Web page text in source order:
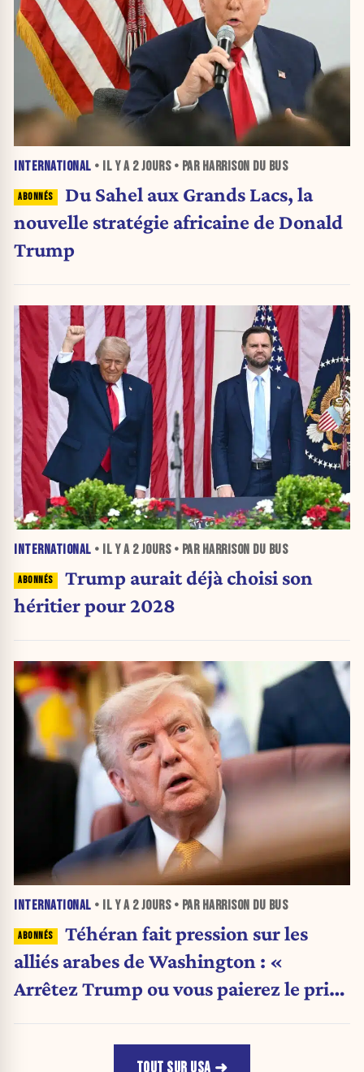
INTERNATIONAL • IL Y A 2 JOURS• PAR HARRISON DU BUS
Du Sahel aux Grands Lacs, la
nouvelle stratégie africaine de Donald
Trump
INTERNATIONAL • IL Y A 2 JOURS• PAR HARRISON DU BUS
Trump aurait déjà choisi son
héritier pour 2028
INTERNATIONAL • IL Y A 2 JOURS• PAR HARRISON DU BUS
Téhéran fait pression sur les
alliés arabes de Washington : «
Arrêtez Trump ou vous paierez le prix